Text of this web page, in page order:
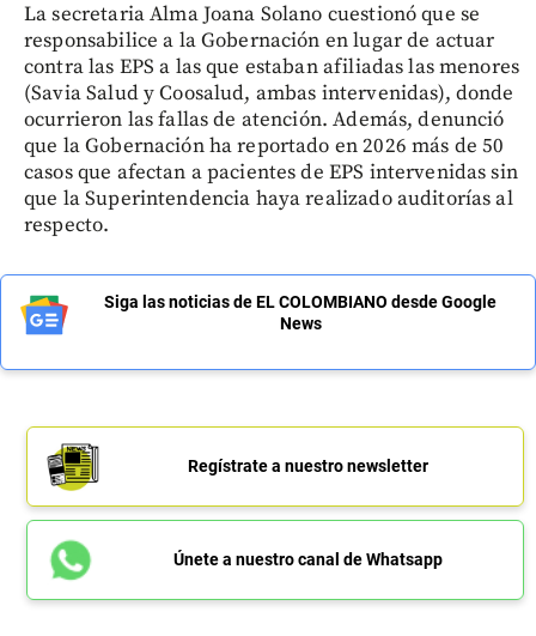
La secretaria Alma Joana Solano cuestionó que se
responsabilice a la Gobernación en lugar de actuar
contra las EPS a las que estaban afiliadas las menores
(Savia Salud y Coosalud, ambas intervenidas), donde
ocurrieron las fallas de atención. Además, denunció
que la Gobernación ha reportado en 2026 más de 50
casos que afectan a pacientes de EPS intervenidas sin
que la Superintendencia haya realizado auditorías al
respecto.
Siga las noticias de EL COLOMBIANO desde Google
News
Regístrate a nuestro newsletter
Únete a nuestro canal de Whatsapp